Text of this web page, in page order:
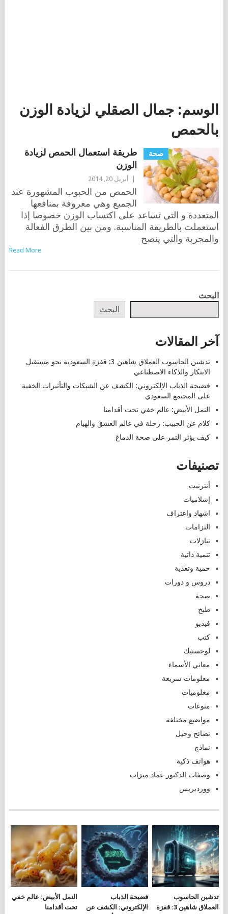
الوسم: جمال الصقلي لزيادة الوزن
بالحمص
صحة
طريقة استعمال الحمص لزيادة
الوزن
أبريل 20, 2014
الحمص من الحبوب المشهورة عند
الجميع وهي معروفة بمنافعها
المتعددة و التي تساعد على اكتساب الوزن خصوصا إذا
استعملت بالطريقة المناسبة. ومن بين الطرق الفعالة
والمجربة والتي ينصح
Read More
POSTS
البحث
البحث
آخر المقالات
تدشين الحاسوب العملاق شاهين 3: قفزة السعودية نحو مستقبل
الابتكار والذكاء الاصطناعي
فضيحة الذباب الإلكتروني: الكشف عن الشبكات والتأثيرات الخفية
على المجتمع السعودي
النمل الأبيض: عالم خفي تحت أقدامنا
كلام عن الحبيب: رحلة في عالم العشق والهيام
كيف يؤثر التمر على صحة الدماغ
تصنيفات
أنترنيت
إسلاميات
اشهاد واعتراف
التزامات
تنازلات
تنمية ذاتية
حمية وتغذية
دروس و دورات
صحة
طبخ
فيديو
كتب
لوجستيك
معاني الأسماء
معلومات سريعة
معلوميات
منوعات
مواضيع مختلفة
نصائح وحيل
نماذج
هواتف ذكية
وصفات الدكتور عماد ميزاب
ووردبريس
تدشين الحاسوب
العملاق شاهين 3: قفزة
فضيحة الذباب
الإلكتروني: الكشف عن
النمل الأبيض: عالم خفي
تحت أقدامنا